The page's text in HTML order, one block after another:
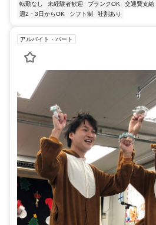
転勤なし
未経験者歓迎 ブランクOK 交通費支給
週2・3日からOK
シフト制 社割あり
アルバイト・パート